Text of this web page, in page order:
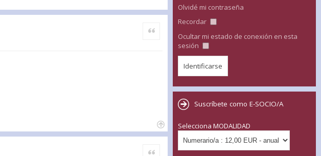
Citar
Citar
Olvidé mi contraseña
Recordar
Ocultar mi estado de conexión en esta
sesión
Suscríbete como E-SOCIO/A
Selecciona MODALIDAD